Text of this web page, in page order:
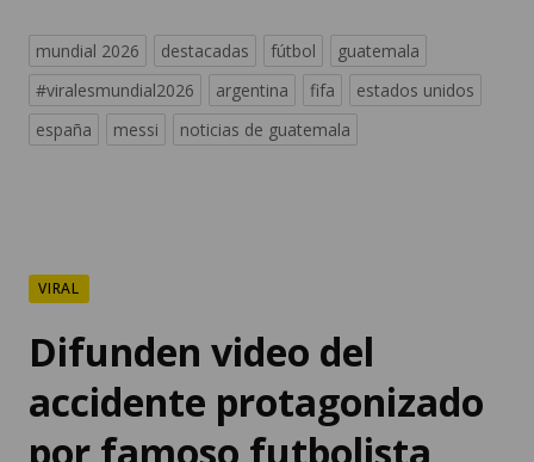
mundial 2026 destacadas fútbol
guatemala
#viralesmundial2026
argentina fifa
estados unidos
españa
messi noticias de guatemala
VIRAL
Difunden video del
accidente protagonizado
por famoso futbolista